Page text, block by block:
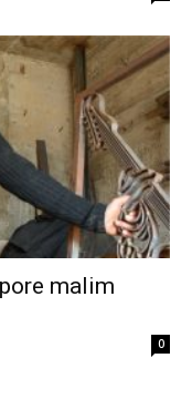
malim
0